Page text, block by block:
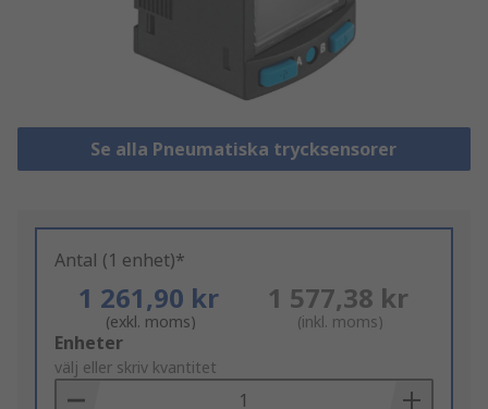
Se alla Pneumatiska trycksensorer
Antal (1 enhet)*
1 261,90 kr
(exkl. moms)
1 577,38 kr
(inkl. moms)
Add
to
Basket
Enheter
välj eller skriv kvantitet